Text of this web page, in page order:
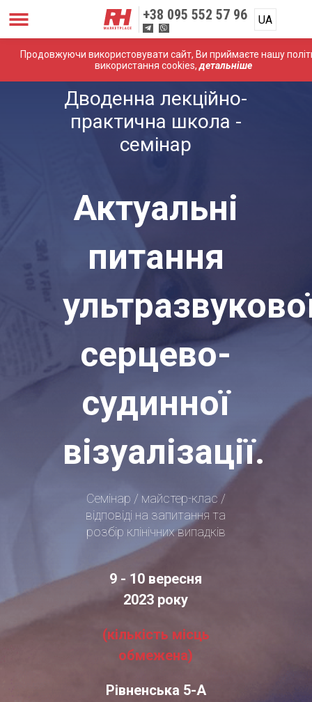
Продовжуючи використовувати сайт, Ви приймаєте нашу
використання cookies,детальніше
+38 095 552 57 96 UA
Дводенна лекційно-
практична школа -
семінар
Актуальні
питання
серцево-
судинної
візуалізації.
Семінар / майстер-клас /
відповіді на запитання та
розбір клінічних випадків
9 - 10 вересня
2023 року
(кількість місць
обмежена)
Рівненська 5-А